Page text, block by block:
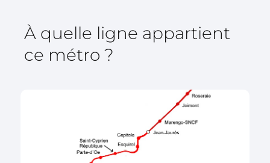
À quelle ligne appartient
ce métro ?